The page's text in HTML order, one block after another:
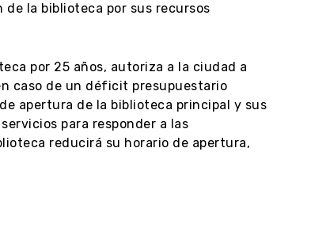
la biblioteca por sus recursos
por 25 años, autoriza a la ciudad a
caso de un déficit presupuestario
apertura de la biblioteca principal y sus
para responder a las
reducirá su horario de apertura,